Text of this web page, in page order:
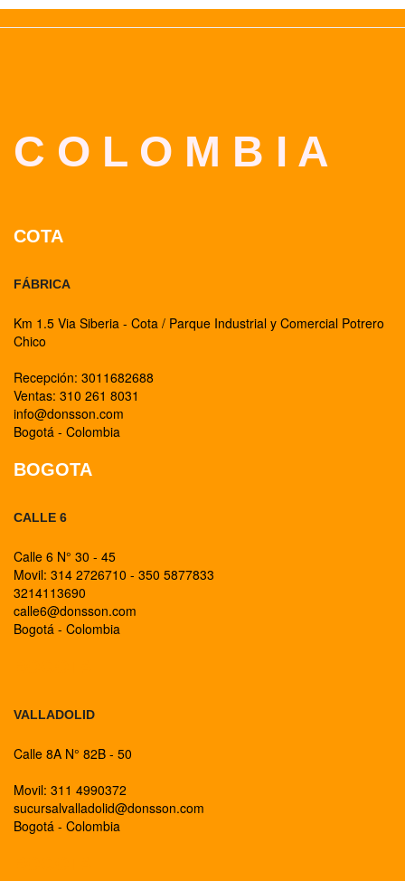
C O L O M B I A
COTA
FÁBRICA
Km 1.5 Via Siberia - Cota / Parque Industrial y Comercial Potrero
Chico
Recepción: 3011682688
Ventas: 310 261 8031
info@donsson.com
Bogotá - Colombia
BOGOTA
CALLE 6
Calle 6 N° 30 - 45
Movil: 314 2726710 - 350 5877833
3214113690
calle6@donsson.com
Bogotá - Colombia
VALLADOLID
Calle 8A N° 82B - 50
Movil: 311 4990372
sucursalvalladolid@donsson.com
Bogotá - Colombia